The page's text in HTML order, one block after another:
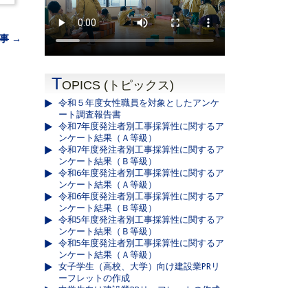
→
TOPICS (トピックス)
令和５年度女性職員を対象としたアンケ
ート調査報告書
令和7年度発注者別工事採算性に関するア
ンケート結果（Ａ等級）
令和7年度発注者別工事採算性に関するア
ンケート結果（Ｂ等級）
令和6年度発注者別工事採算性に関するア
ンケート結果（Ａ等級）
令和6年度発注者別工事採算性に関するア
ンケート結果（Ｂ等級）
令和5年度発注者別工事採算性に関するア
ンケート結果（Ｂ等級）
令和5年度発注者別工事採算性に関するア
ンケート結果（Ａ等級）
女子学生（高校、大学）向け建設業PRリ
ーフレットの作成